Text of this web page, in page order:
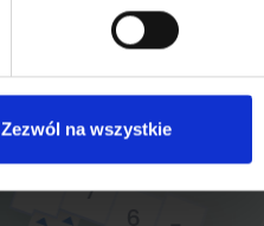
Zezwól na wszystkie